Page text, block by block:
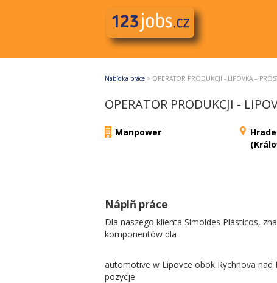
Nabídka práce > OPERATOR PRODUKCJI - LIPOVKA –
OPERATOR PRODUKCJI -
Manpower
Náplň práce
Dla naszego klienta Simoldes Plásticos,
komponentów dla
automotive w Lipovce obok Rychnova
pozycje